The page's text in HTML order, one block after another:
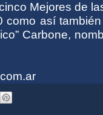
Mejores de
así
Carbone,